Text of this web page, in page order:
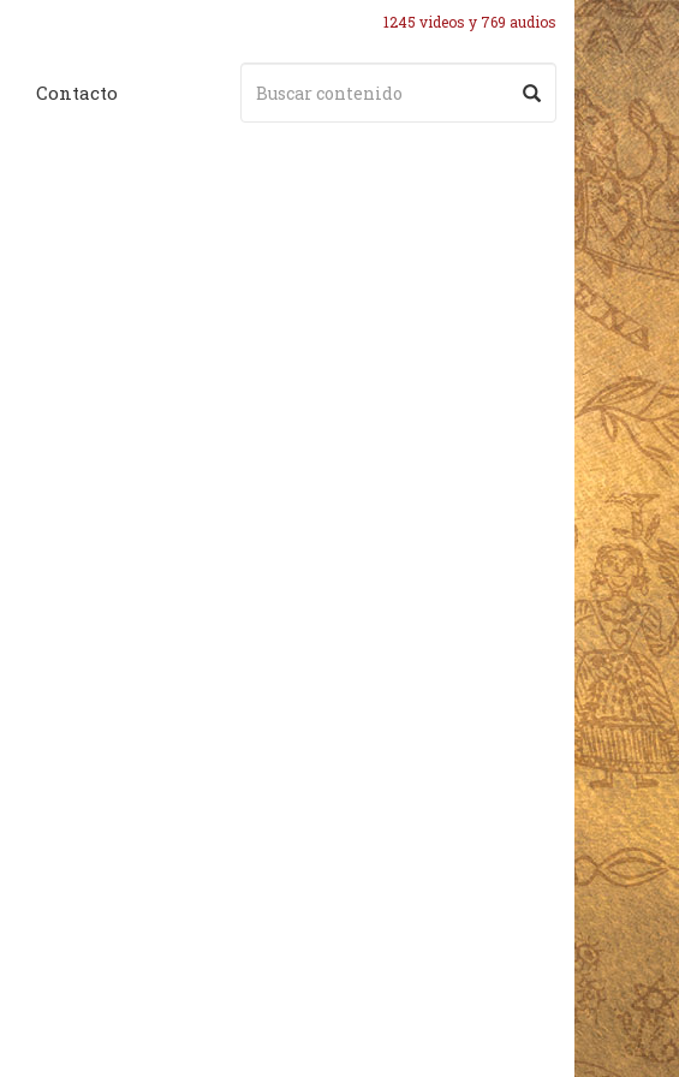
1245 videos y 769 audios
Contacto